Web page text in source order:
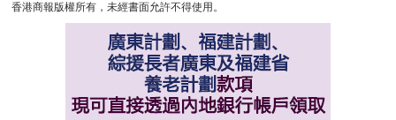
香港商報版權所有，未經書面允許不得使用。